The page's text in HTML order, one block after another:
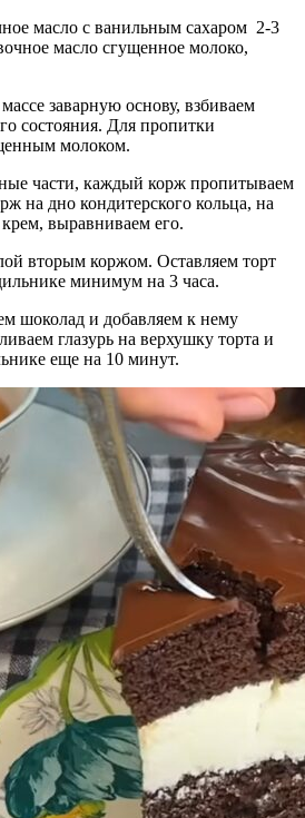
масло с ванильным сахаром 2-3
масло сгущенное молоко,
заварную основу, взбиваем
состояния. Для пропитки
молоком.
части, каждый корж пропитываем
на дно кондитерского кольца, на
выравниваем его.
вторым коржом. Оставляем торт
минимум на 3 часа.
шоколад и добавляем к нему
глазурь на верхушку торта и
еще на 10 минут.